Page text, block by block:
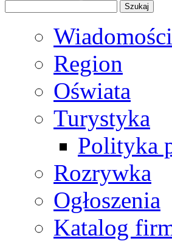
Wiadomości
Region
Oświata
Turystyka
Polityka
Rozrywka
Ogłoszenia
Katalog